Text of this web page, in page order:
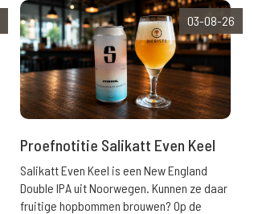
03-08-26
Proefnotitie Salikatt Even Keel
Salikatt Even Keel is een New England
Double IPA uit Noorwegen. Kunnen ze daar
fruitige hopbommen brouwen? Op de